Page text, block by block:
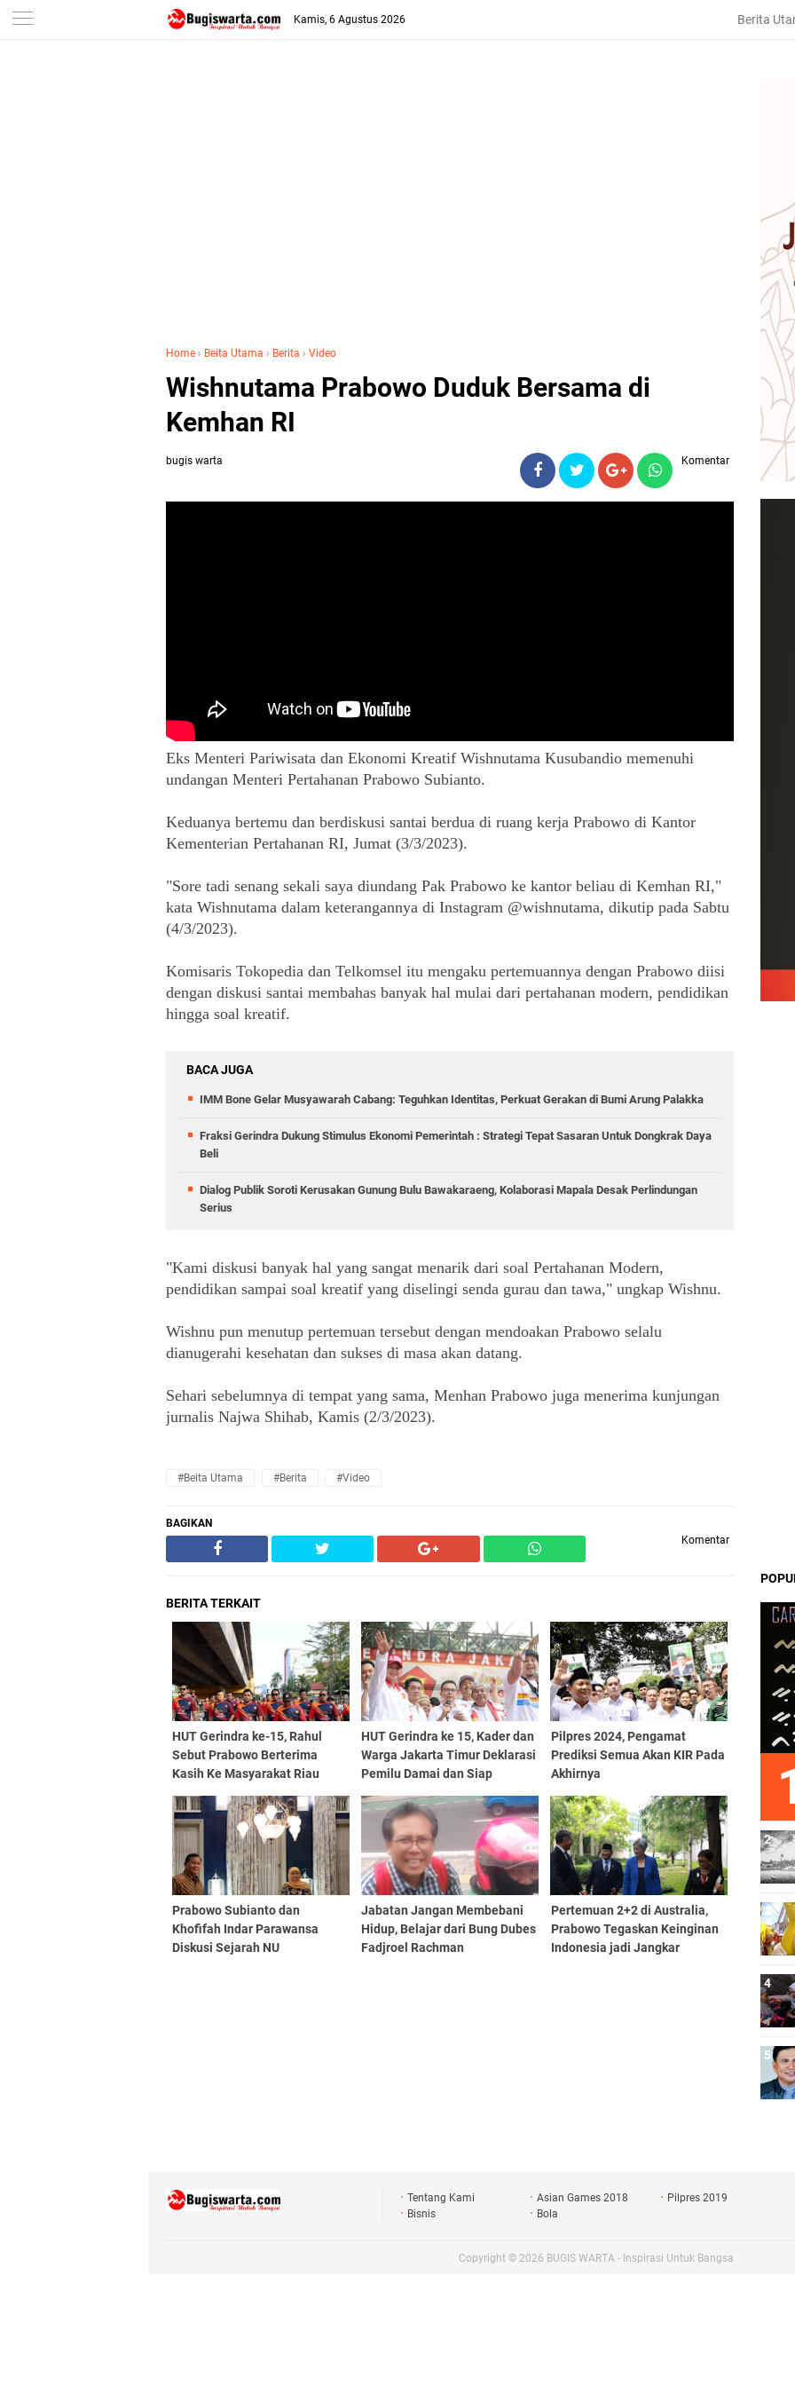
-->
Kamis, 6 Agustus 2026 Berita
Home › Beita Utama › Berita › Video
Wishnutama Prabowo Duduk Bersama di
Kemhan RI
bugis warta Komentar
Eks Menteri Pariwisata dan Ekonomi Kreatif Wishnutama Kusubandio memenuhi
undangan Menteri Pertahanan Prabowo Subianto.
Keduanya bertemu dan berdiskusi santai berdua di ruang kerja Prabowo di Kantor
Kementerian Pertahanan RI, Jumat (3/3/2023).
"Sore tadi senang sekali saya diundang Pak Prabowo ke kantor beliau di Kemhan RI,"
kata Wishnutama dalam keterangannya di Instagram @wishnutama, dikutip pada Sabtu
(4/3/2023).
Komisaris Tokopedia dan Telkomsel itu mengaku pertemuannya dengan Prabowo diisi
dengan diskusi santai membahas banyak hal mulai dari pertahanan modern, pendidikan
hingga soal kreatif.
BACA JUGA
IMM Bone Gelar Musyawarah Cabang: Teguhkan Identitas, Perkuat Gerakan di Bumi Arung Palakka
Fraksi Gerindra Dukung Stimulus Ekonomi Pemerintah : Strategi Tepat Sasaran Untuk Dongkrak Daya
Beli
Dialog Publik Soroti Kerusakan Gunung Bulu Bawakaraeng, Kolaborasi Mapala Desak Perlindungan
Serius
"Kami diskusi banyak hal yang sangat menarik dari soal Pertahanan Modern,
pendidikan sampai soal kreatif yang diselingi senda gurau dan tawa," ungkap Wishnu.
Wishnu pun menutup pertemuan tersebut dengan mendoakan Prabowo selalu
dianugerahi kesehatan dan sukses di masa akan datang.
Sehari sebelumnya di tempat yang sama, Menhan Prabowo juga menerima kunjungan
jurnalis Najwa Shihab, Kamis (2/3/2023).
#Beita Utama #Berita #Video
BAGIKAN
Komentar
BERITA TERKAIT
HUT Gerindra ke-15, Rahul
Sebut Prabowo Berterima
Kasih Ke Masyarakat Riau
HUT Gerindra ke 15, Kader dan
Warga Jakarta Timur Deklarasi
Pemilu Damai dan Siap
Pilpres 2024, Pengamat
Prediksi Semua Akan KIR Pada
Akhirnya
Prabowo Subianto dan
Khofifah Indar Parawansa
Diskusi Sejarah NU
Jabatan Jangan Membebani
Hidup, Belajar dari Bung Dubes
Fadjroel Rachman
Pertemuan 2+2 di Australia,
Prabowo Tegaskan Keinginan
Indonesia jadi Jangkar
Tentang Kami Asian Games 2018
Pilpres 2019
Bisnis
Bola
Copyright © 2026 BUGIS WARTA - Inspirasi Untuk Bangsa